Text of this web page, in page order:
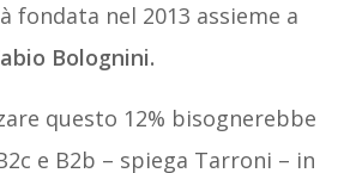
fondata nel 2013 assieme a
Bolognini.
questo 12% bisognerebbe
e B2b – spiega Tarroni – in